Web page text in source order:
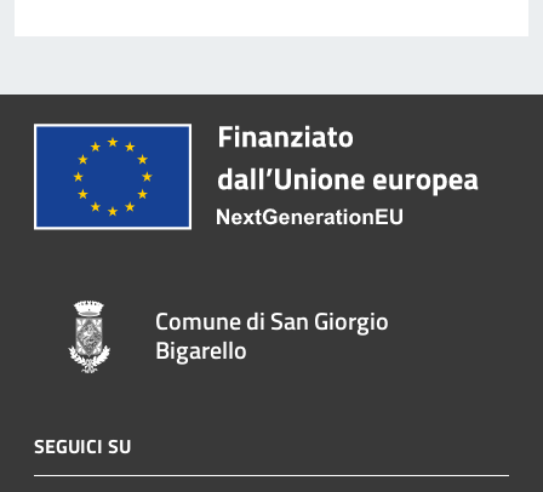
Comune di San Giorgio
Bigarello
SEGUICI SU